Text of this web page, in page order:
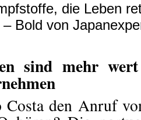
die Leben
– Bold von
sind mehr
den Anruf